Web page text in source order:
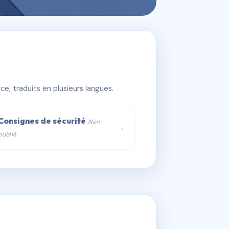
traduits en plusieurs langues.
de sécurité Non
→